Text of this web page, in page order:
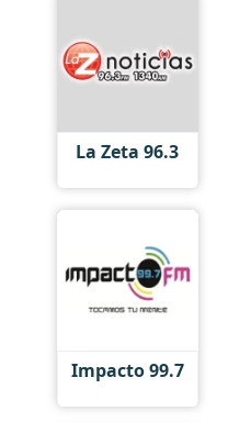
La Zeta 96.3
Impacto 99.7